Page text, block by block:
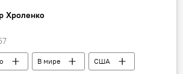
Хроленко
В мире
США